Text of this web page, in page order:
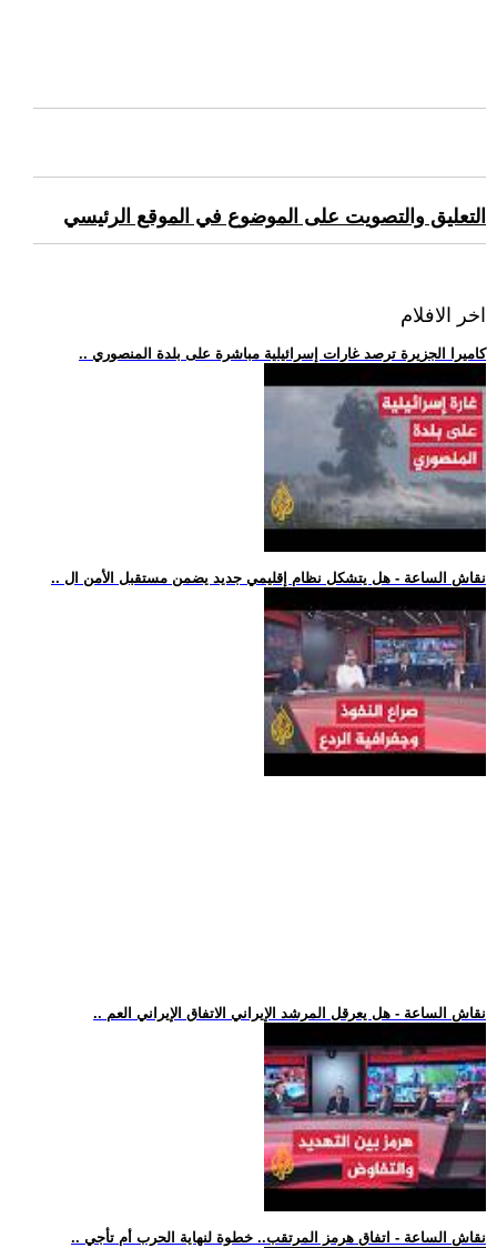
التعليق والتصويت على الموضوع في الموقع الرئيسي
اخر الافلام
.. كاميرا الجزيرة ترصد غارات إسرائيلية مباشرة على بلدة المنصوري
.. نقاش الساعة - هل يتشكل نظام إقليمي جديد يضمن مستقبل الأمن ال
.. نقاش الساعة - هل يعرقل المرشد الإيراني الاتفاق الإيراني العم
.. نقاش الساعة - اتفاق هرمز المرتقب.. خطوة لنهاية الحرب أم تأجي